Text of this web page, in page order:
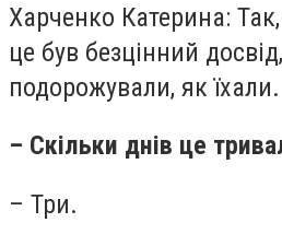
Харченко Катерина:
це був безцінний
подорожували, як їхали.
– Скільки днів це
– Три.